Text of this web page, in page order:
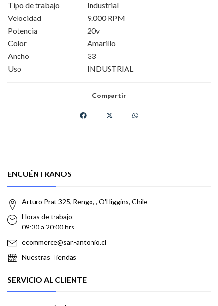
Tipo de trabajo
Industrial
Velocidad
9.000 RPM
Potencia
20v
Color
Amarillo
Ancho
33
Uso
INDUSTRIAL
Compartir
ENCUÉNTRANOS
Arturo Prat 325, Rengo, , O'Higgins, Chile
Horas de trabajo:
09:30 a 20:00 hrs.
ecommerce@san-antonio.cl
Nuestras Tiendas
SERVICIO AL CLIENTE